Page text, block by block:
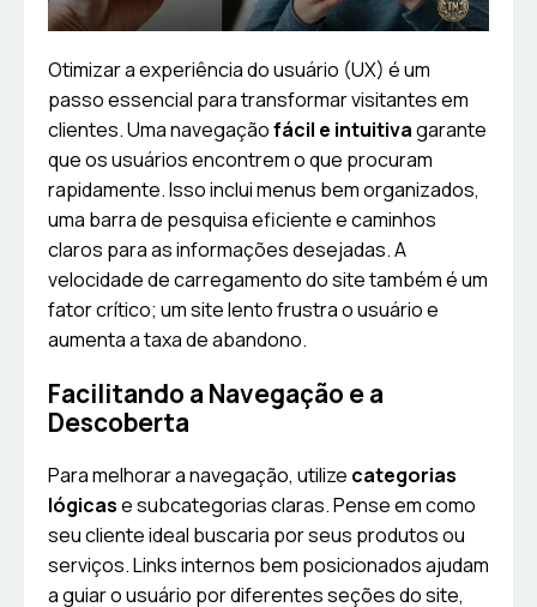
Otimizar a experiência do usuário (UX) é um
passo essencial para transformar visitantes em
clientes. Uma navegaçãofácil e intuitivagarante
que os usuários encontrem o que procuram
rapidamente. Isso inclui menus bem organizados,
uma barra de pesquisa eficiente e caminhos
claros para as informações desejadas. A
velocidade de carregamento do site também é um
fator crítico; um site lento frustra o usuário e
aumenta a taxa de abandono.
Facilitando a Navegação e a
Descoberta
Para melhorar a navegação, utilize categorias
lógicase subcategorias claras. Pense em como
seu cliente ideal buscaria por seus produtos ou
serviços. Links internos bem posicionados ajudam
a guiar o usuário por diferentes seções do site,